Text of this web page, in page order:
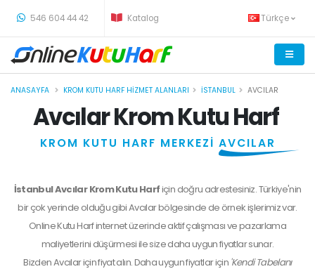
546 604 44 42 Katalog Türkçe
ANASAYFA KROM KUTU HARF HIZMET ALANLARI İSTANBUL AVCILAR
Avcılar Krom Kutu Harf
KROM KUTU HARF MERKEZİ AVCILAR
İstanbul Avcılar Krom Kutu Harfiçin doğru adrestesiniz. Türkiye'nin
bir çok yerinde olduğu gibi Avcılar bölgesinde de örnek işlerimiz var.
Online Kutu Harf internet üzerinde aktif çalışması ve pazarlama
maliyetlerini düşürmesi ile size daha uygun fiyatlar sunar.
BizdenAvcılariçin fiyat alın. Daha uygun fiyatlar için 'Kendi Tabelanı